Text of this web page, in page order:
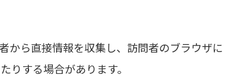
から直接情報を収集し、訪問者のブラウザに
りする場合があります。